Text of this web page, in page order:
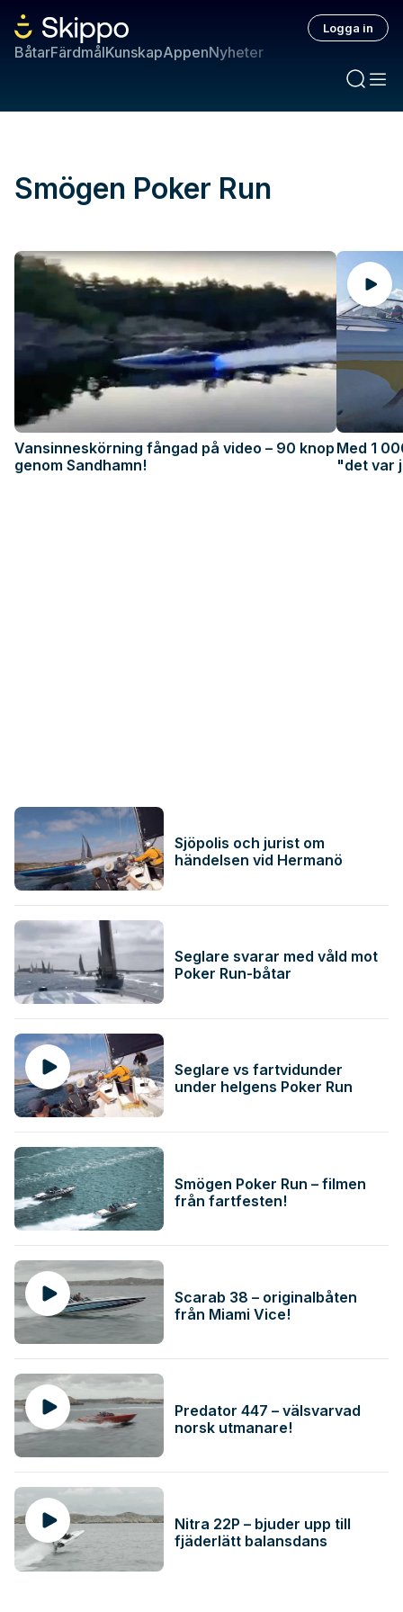
BåtarFärdmålKunskapAppenNyheter
Logga in
Smögen Poker Run
Vansinneskörning fångad på video – 90 knop
genom Sandhamn!
Med 1
"det var
Sjöpolis och jurist om
händelsen vid Hermanö
Seglare svarar med våld mot
Poker Run-båtar
Seglare vs fartvidunder
under helgens Poker Run
Smögen Poker Run – filmen
från fartfesten!
Scarab 38 – originalbåten
från Miami Vice!
Predator 447 – välsvarvad
norsk utmanare!
Nitra 22P – bjuder upp till
fjäderlätt balansdans